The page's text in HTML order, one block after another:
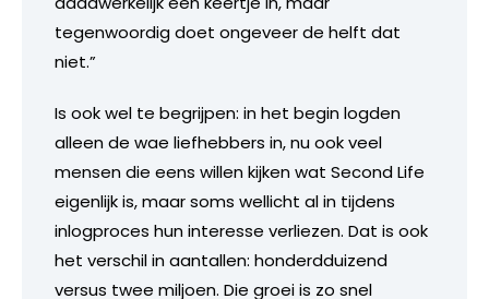
tegenwoordig doet ongeveer de helft dat
niet.”
Is ook wel te begrijpen: in het begin logden
alleen de wae liefhebbers in, nu ook veel
mensen die eens willen kijken wat Second Life
eigenlijk is, maar soms wellicht al in tijdens
inlogproces hun interesse verliezen. Dat is ook
het verschil in aantallen: honderdduizend
versus twee miljoen. Die groei is zo snel